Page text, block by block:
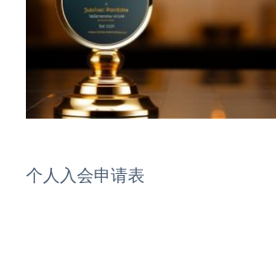
个人入会申请表